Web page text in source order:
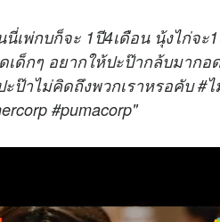
เพ่กบก็จะ 1ปี4เดือน นุ้งไก่จ
ด็กๆ อยากให้ปะป๊ากล้บมากอ
าไม่คิดถึงพวกเราหรอคับ #ไ
#pumacorp"